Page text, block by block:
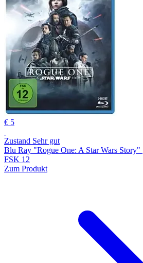
€ 5
Zustand Sehr gut
Blu Ray "Rogue One: A Star Wars Story"
FSK 12
Zum Produkt